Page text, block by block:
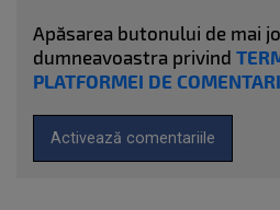
Apăsarea butonului de mai
dumneavoastra privind
PLATFORMEI DE
Activează comentariile